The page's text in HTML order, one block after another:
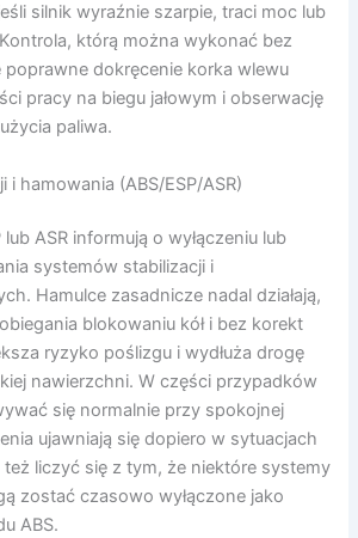
silnik wyraźnie szarpie, traci moc lub
którą można wykonać bez
poprawne dokręcenie korka wlewu
pracy na biegu jałowym i obserwację
paliwa.
i hamowania (ABS/ESP/ASR)
lub ASR informują o wyłączeniu lub
systemów stabilizacji i
Hamulce zasadnicze nadal działają,
blokowaniu kół i bez korekt
ryzyko poślizgu i wydłuża drogę
nawierzchni. W części przypadków
się normalnie przy spokojnej
ujawniają się dopiero w sytuacjach
liczyć się z tym, że niektóre systemy
zostać czasowo wyłączone jako
ABS.